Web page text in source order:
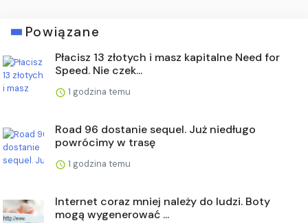
Powiązane
Płacisz 13 złotych i masz kapitalne Need for
Speed. Nie czek...
1 godzina temu
Road 96 dostanie sequel. Już niedługo
powrócimy w trasę
1 godzina temu
Internet coraz mniej należy do ludzi. Boty
mogą wygenerować ...